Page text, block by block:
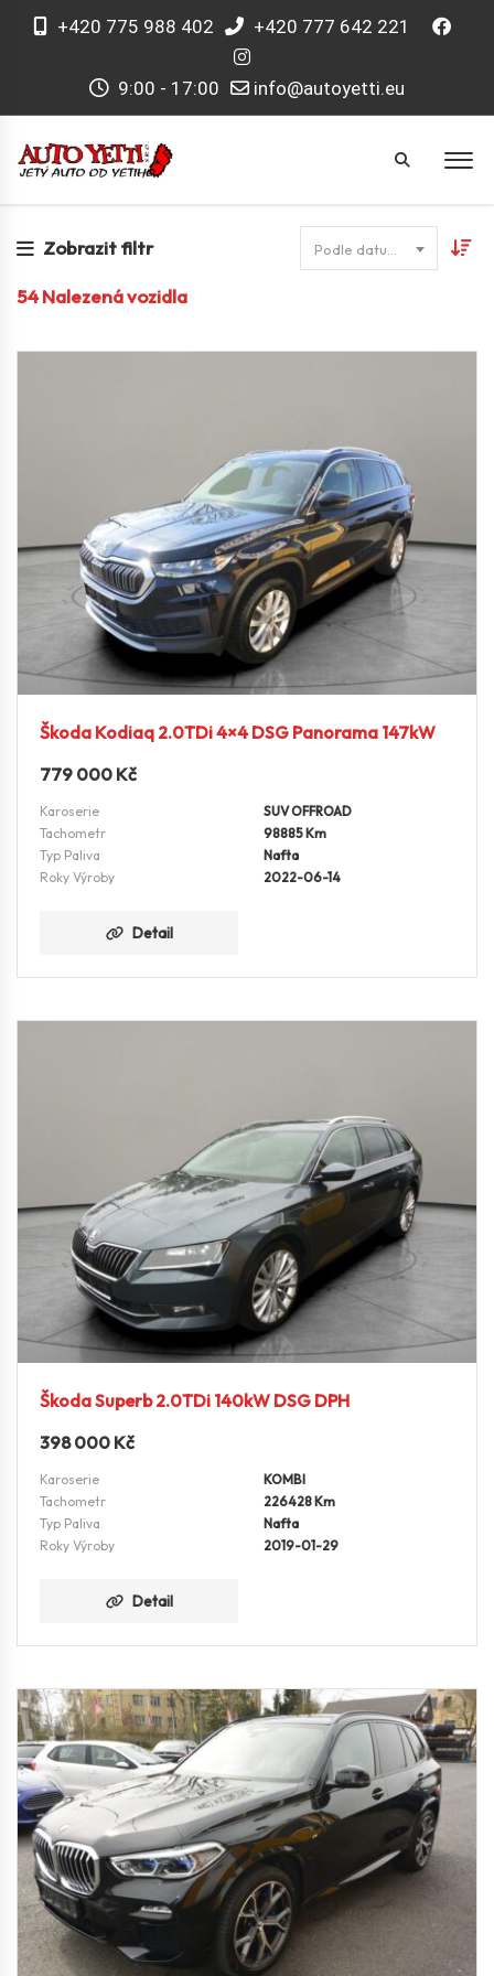
+420 775 988 402 +420 777 642 221
9:00 - 17:00 info@autoyetti.eu
Zobrazit filtr
54Nalezená vozidla
Škoda Kodiaq 2.0TDi 4×4 DSG Panorama 147kW
779 000 Kč
Karoserie
SUV OFFROAD
Tachometr
98885 Km
Typ Paliva
Nafta
Roky Výroby
2022-06-14
Detail
Škoda Superb 2.0TDi 140kW DSG DPH
398 000 Kč
Karoserie
KOMBI
Tachometr
226428 Km
Typ Paliva
Nafta
Roky Výroby
2019-01-29
Detail